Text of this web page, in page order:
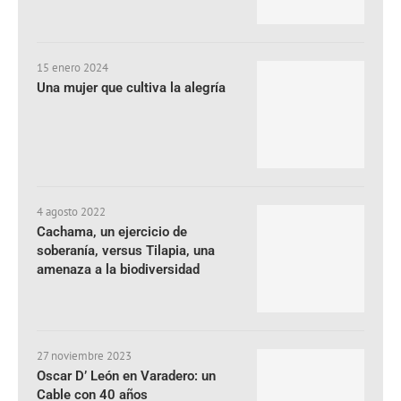
15 enero 2024
Una mujer que cultiva la alegría
4 agosto 2022
Cachama, un ejercicio de
soberanía, versus Tilapia, una
amenaza a la biodiversidad
27 noviembre 2023
Oscar D’ León en Varadero: un
Cable con 40 años